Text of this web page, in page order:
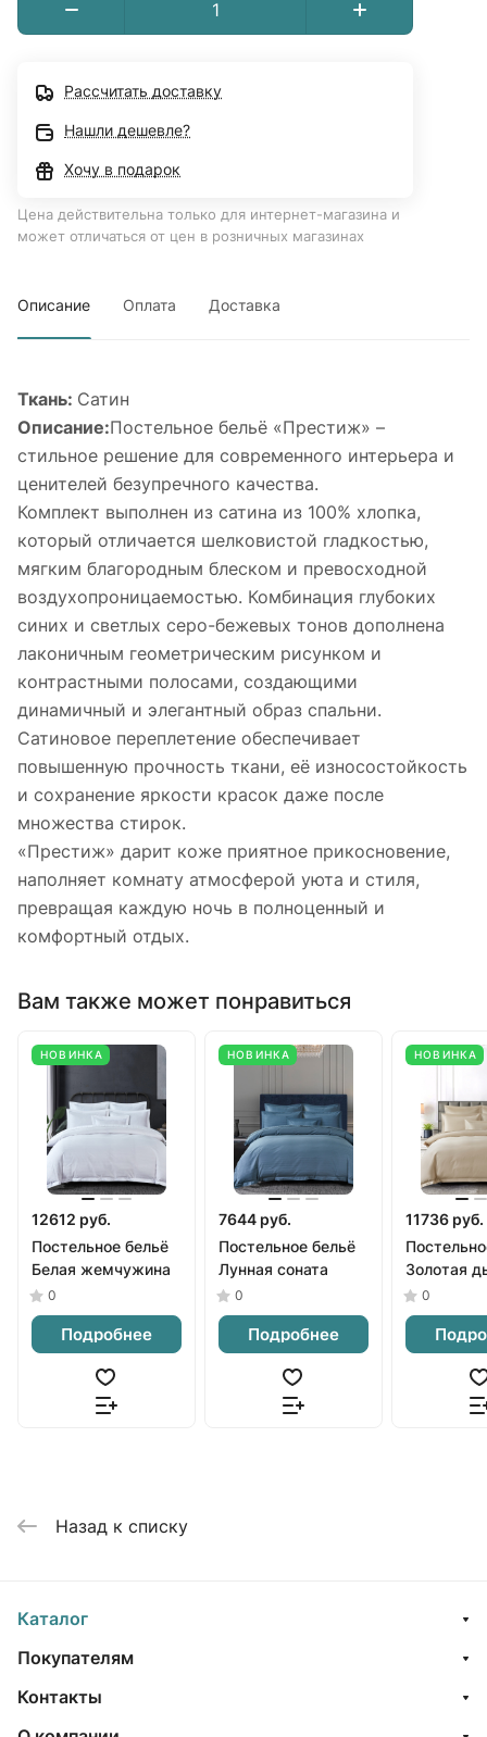
Рассчитать доставку
Нашли дешевле?
Хочу в подарок
Цена действительна только для интернет-магазина и
может отличаться от цен в розничных магазинах
Описание Оплата Доставка
Ткань: Сатин
Описание:Постельное бельё «Престиж» –
стильное решение для современного интерьера и
ценителей безупречного качества.
Комплект выполнен из сатина из 100% хлопка,
который отличается шелковистой гладкостью,
мягким благородным блеском и превосходной
воздухопроницаемостью. Комбинация глубоких
синих и светлых серо-бежевых тонов дополнена
лаконичным геометрическим рисунком и
контрастными полосами, создающими
динамичный и элегантный образ спальни.
Сатиновое переплетение обеспечивает
повышенную прочность ткани, её износостойкость
и сохранение яркости красок даже после
множества стирок.
«Престиж» дарит коже приятное прикосновение,
наполняет комнату атмосферой уюта и стиля,
превращая каждую ночь в полноценный и
комфортный отдых.
Вам также может понравиться
НОВИНКА
12612 руб.
Постельное бельё
Белая жемчужина
0
Подробнее
НОВИНКА
7644 руб.
Постельное бельё
Лунная соната
0
Подробнее
НОВИНКА
11736 руб.
Золотая
0
Назад к списку
Каталог
Покупателям
Контакты